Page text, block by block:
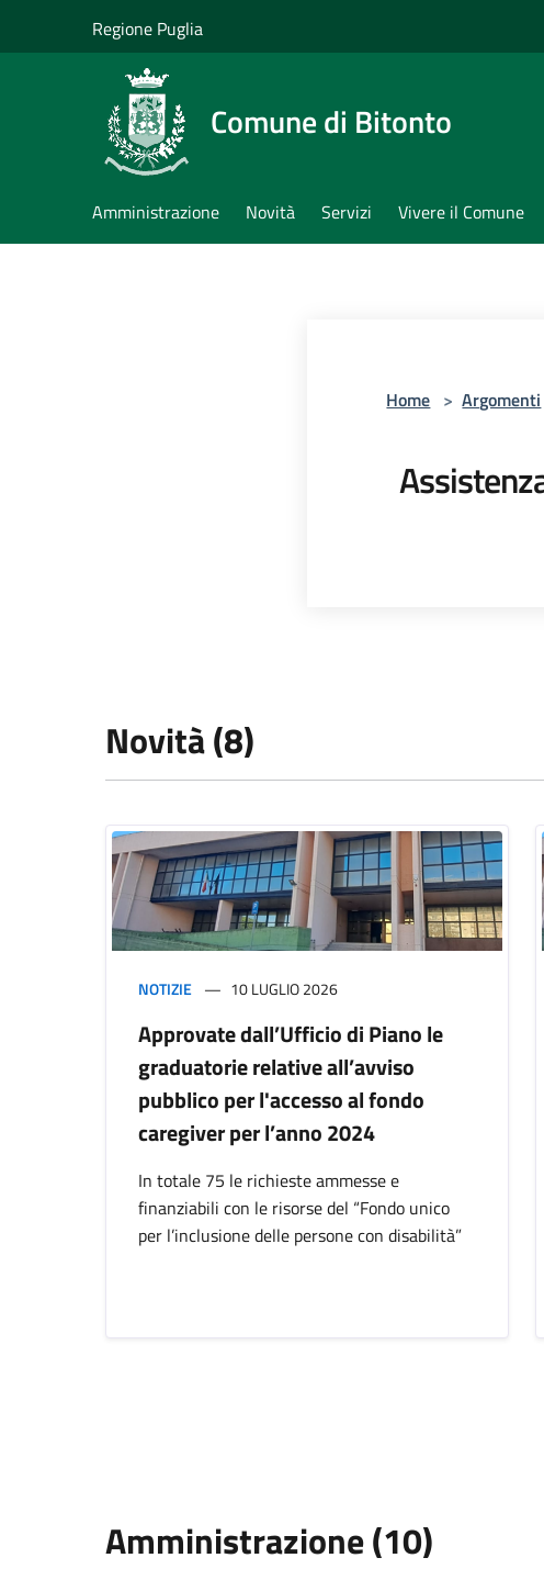
Regione Puglia
Comune di Bitonto
Amministrazione Novità Servizi Vivere il Comune
Home > Argomenti
Novità (8)
NOTIZIE 10 LUGLIO 2026
Approvate dall’Ufficio di Piano le
graduatorie relative all’avviso
pubblico per l'accesso al fondo
caregiver per l’anno 2024
In totale 75 le richieste ammesse e
finanziabili con le risorse del “Fondo unico
per l’inclusione delle persone con disabilità”
Amministrazione (10)